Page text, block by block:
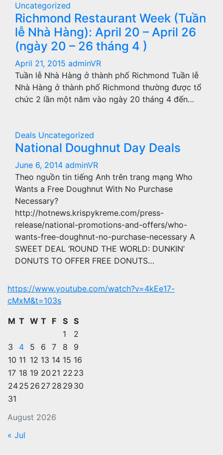
Uncategorized
Richmond Restaurant Week (Tuần
lễ Nhà Hàng): April 20 – April 26
(ngày 20 – 26 tháng 4 )
April 21, 2015 adminVR
Tuần lễ Nhà Hàng ở thành phố Richmond Tuần lễ
Nhà Hàng ở thành phố Richmond thường được tổ
chức 2 lần một năm vào ngày 20 tháng 4 đến…
Deals Uncategorized
National Doughnut Day Deals
June 6, 2014 adminVR
Theo nguồn tin tiếng Anh trên trang mạng Who
Wants a Free Doughnut With No Purchase
Necessary?
http://hotnews.krispykreme.com/press-
release/national-promotions-and-offers/who-
wants-free-doughnut-no-purchase-necessary A
SWEET DEAL ‘ROUND THE WORLD: DUNKIN’
DONUTS TO OFFER FREE DONUTS…
https://www.youtube.com/watch?v=4kEe17-
cMxM&t=103s
August 2026
M T W T F S S
1
2
3
4 5 6 7 8
9
10 11 12 13 14 15 16
17 18 19 20 21 22 23
2425 26 27 28 29 30
31
« Jul